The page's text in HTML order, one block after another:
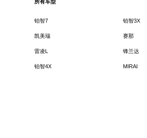
所有车型
铂智7 铂智3X
凯美瑞 赛那
雷凌L 锋兰达
铂智4X MIRAI